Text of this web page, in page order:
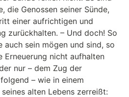
die Genossen seiner Sünde,
einer aufrichtigen und
zurückhalten. – Und doch! So
auch sein mögen und sind, so
Erneuerung nicht aufhalten
nur – dem Zug der
– wie in einem
alten Lebens zerreißt: